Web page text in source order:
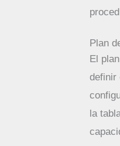
Plan
El
definir
la